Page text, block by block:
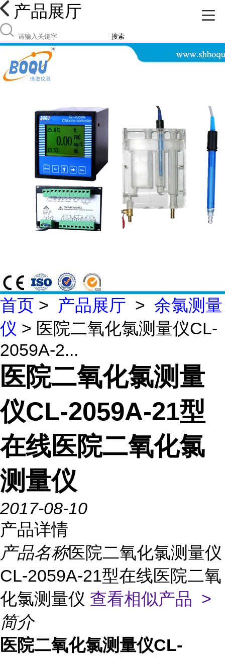
产品展厅
搜索
首页 > 产品展厅 > 余氯测量
仪 > 医院二氧化氯测量仪CL-
2059A-2...
医院二氧化氯测量
仪CL-2059A-21型
在线医院二氧化氯
测量仪
2017-08-10
产品详情
产品名称医院二氧化氯测量仪
CL-2059A-21型在线医院二氧
化氯测量仪 查看相似产品 >
简介
医院二氧化氯测量仪CL-